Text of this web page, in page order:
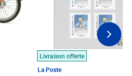
Livraison offerte
La Poste